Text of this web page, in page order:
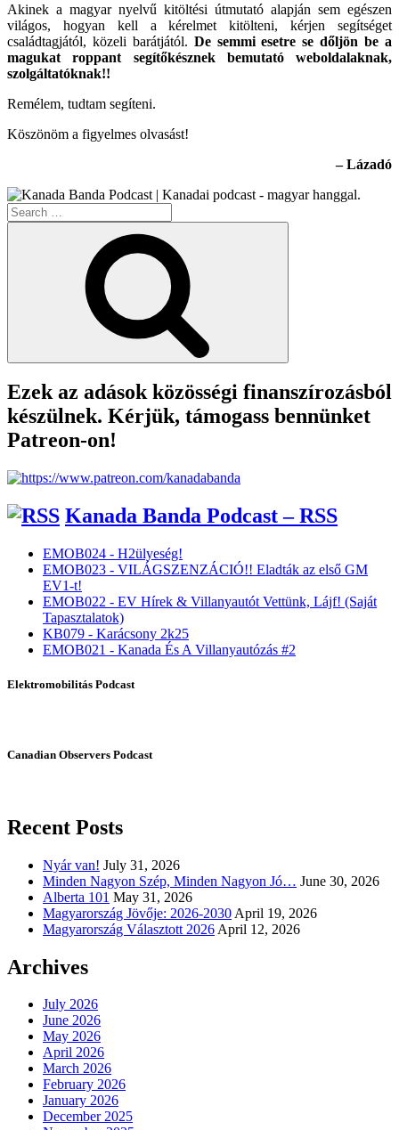
Akinek a magyar nyelvű kitöltési útmutató alapján sem egészen
világos, hogyan kell a kérelmet kitölteni, kérjen segítséget
családtagjától, közeli barátjától. De semmi esetre se dőljön be a
magukat roppant segítőkésznek bemutató weboldalaknak,
szolgáltatóknak!!
Remélem, tudtam segíteni.
Köszönöm a figyelmes olvasást!
– Lázadó
Search
for:
Ezek az adások közösségi finanszírozásból
készülnek. Kérjük, támogass bennünket
Patreon-on!
Kanada Banda Podcast – RSS
EMOB024 - H2ülyeség!
EMOB023 - VILÁGSZENZÁCIÓ!! Eladták az első GM
EV1-t!
EMOB022 - EV Hírek & Villanyautót Vettünk, Lájf! (Saját
Tapasztalatok)
KB079 - Karácsony 2k25
EMOB021 - Kanada És A Villanyautózás #2
Elektromobilitás Podcast
Canadian Observers Podcast
Recent Posts
Nyár van! July 31, 2026
Minden Nagyon Szép, Minden Nagyon Jó… June 30, 2026
Alberta 101 May 31, 2026
Magyarország Jövője: 2026-2030 April 19, 2026
Magyarország Választott 2026 April 12, 2026
Archives
July 2026
June 2026
May 2026
April 2026
March 2026
February 2026
January 2026
December 2025